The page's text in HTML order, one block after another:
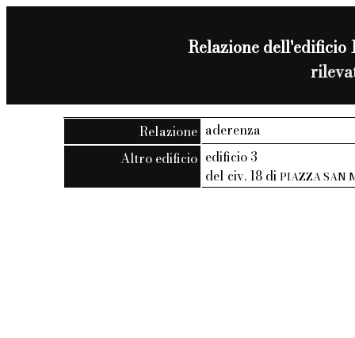
Relazione dell'edificio
Relazione aderenza
Altro edificio edificio 3
del civ. 18 diPIAZZA SAN